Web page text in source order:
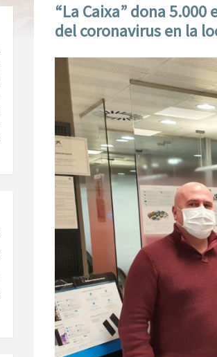
“La Caixa” dona
del coronavirus en la